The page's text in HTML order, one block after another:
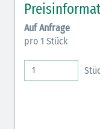
Auf Anfrage
pro 1 Stück